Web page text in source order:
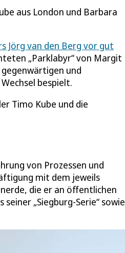
aus London und Barbara
Jörg van den Berg vor gut
„Parklabyr“ von Margit
gegenwärtigen und
bespielt.
Timo Kube und die
von Prozessen und
mit dem jeweils
die er an öffentlichen
„Siegburg-Serie“ sowie